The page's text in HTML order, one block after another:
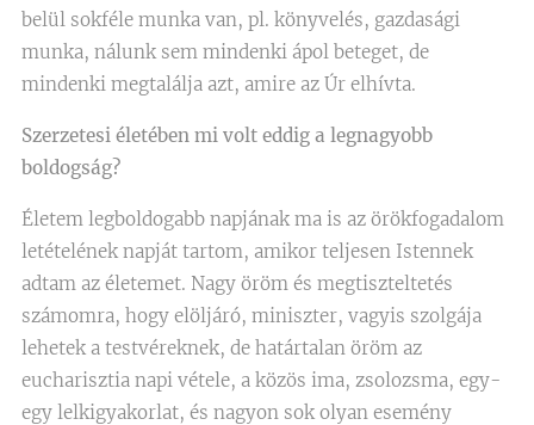
belül sokféle munka van, pl. könyvelés, gazdasági
munka, nálunk sem mindenki ápol beteget, de
mindenki megtalálja azt, amire az Úr elhívta.
Szerzetesi életében mi volt eddig a legnagyobb
boldogság?
Életem legboldogabb napjának ma is az örökfogadalom
letételének napját tartom, amikor teljesen Istennek
adtam az életemet. Nagy öröm és megtiszteltetés
számomra, hogy elöljáró, miniszter, vagyis szolgája
lehetek a testvéreknek, de határtalan öröm az
eucharisztia napi vétele, a közös ima, zsolozsma, egy-
egy lelkigyakorlat, és nagyon sok olyan esemény